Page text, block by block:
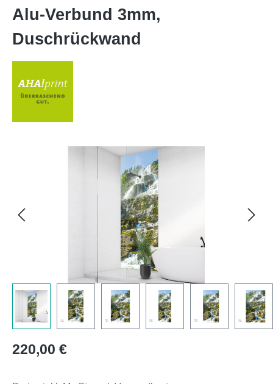
Alu-Verbund 3mm,
Duschrückwand
Regulärer Preis:
220,00 €